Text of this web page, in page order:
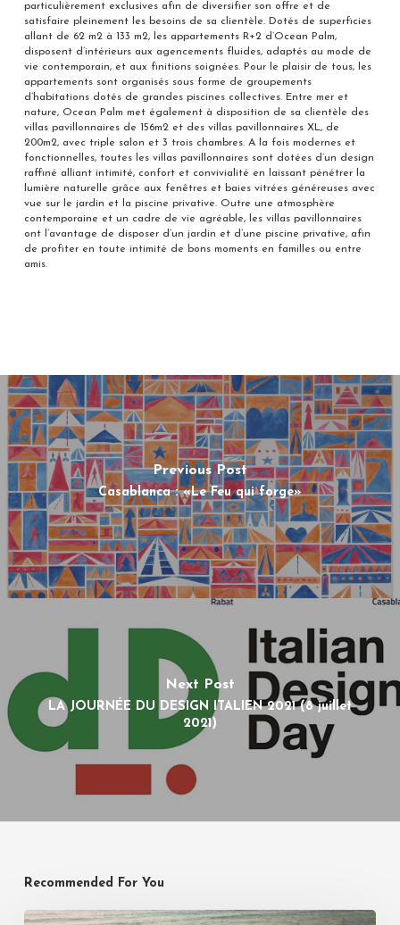
particulièrement exclusives afin de diversifier son offre et de
satisfaire pleinement les besoins de sa clientèle. Dotés de superficies
allant de 62 m2 à 133 m2, les appartements R+2 d’Ocean Palm,
disposent d’intérieurs aux agencements fluides, adaptés au mode de
vie contemporain, et aux finitions soignées. Pour le plaisir de tous, les
appartements sont organisés sous forme de groupements
d’habitations dotés de grandes piscines collectives. Entre mer et
nature, Ocean Palm met également à disposition de sa clientèle des
villas pavillonnaires de 156m2 et des villas pavillonnaires XL, de
200m2, avec triple salon et 3 trois chambres. A la fois modernes et
fonctionnelles, toutes les villas pavillonnaires sont dotées d’un design
raffiné alliant intimité, confort et convivialité en laissant pénétrer la
lumière naturelle grâce aux fenêtres et baies vitrées généreuses avec
vue sur le jardin et la piscine privative. Outre une atmosphère
contemporaine et un cadre de vie agréable, les villas pavillonnaires
ont l’avantage de disposer d’un jardin et d’une piscine privative, afin
de profiter en toute intimité de bons moments en familles ou entre
amis.
Previous Post
Casablanca : «Le Feu qui forge»
Next Post
LA JOURNÉE DU DESIGN ITALIEN 2021 (8 juillet
2021)
Recommended For You